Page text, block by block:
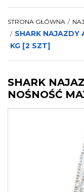
Oświetlenie LED
Ochrona Quada
Przyczepy
więcej
STRONA GŁÓWNA
SHARK NAJAZDY
KG [2 SZT]
SHARK
NOŚNOŚĆ